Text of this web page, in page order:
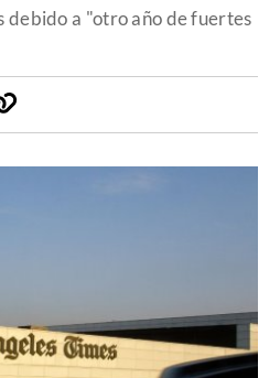
debido a "otro año de fuertes
Copiar
enlace